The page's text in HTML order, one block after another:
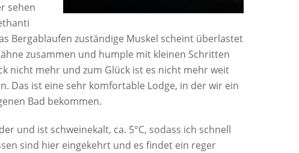
sehen
Bergablaufen zuständige Muskel scheint überlastet
zusammen und humple mit kleinen Schritten
nicht mehr und zum Glück ist es nicht mehr weit
Das ist eine sehr komfortable Lodge, in der wir ein
Bad bekommen.
und ist schweinekalt, ca. 5°C, sodass ich schnell
sind hier eingekehrt und es findet ein reger